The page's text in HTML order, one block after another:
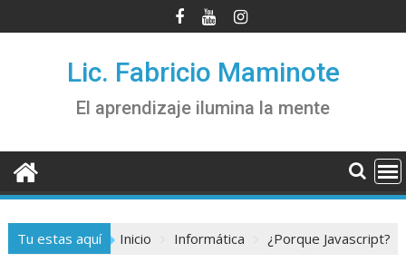
al
Lic. Fabricio Maminote
El aprendizaje ilumina la mente
Tu estas aquí Inicio Informática ¿Porque Javascript?